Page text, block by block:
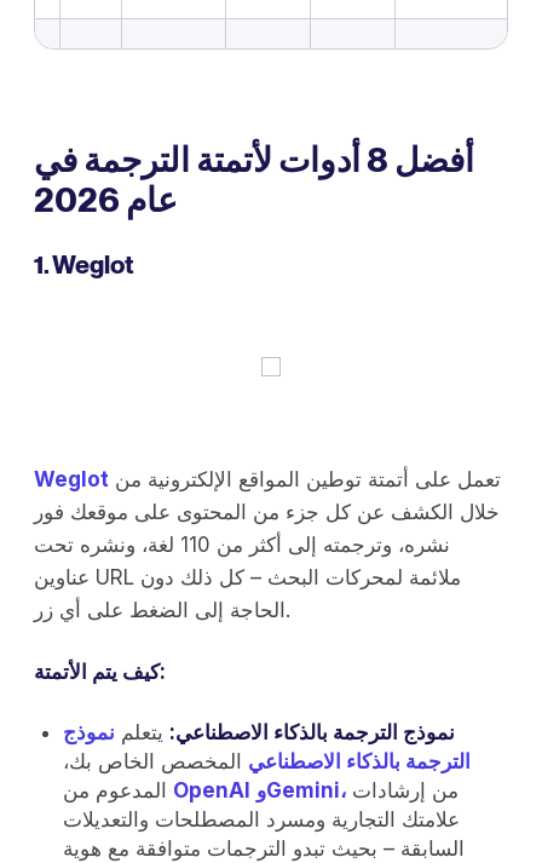
أفضل 8 أدوات لأتمتة الترجمة في
عام 2026
1. Weglot
Weglot
خلال الكشف عن كل جزء من المحتوى على موقعك فور
نشره، وترجمته إلى أكثر من 110 لغة، ونشره تحت
عناوين URL ملائمة لمحركات البحث – كل ذلك دون
الحاجة إلى الضغط على أي زر.
كيف يتم الأتمتة:
نموذج الترجمة بالذكاء الاصطناعي: يتعلم نموذج
الترجمة بالذكاء الاصطناعي المخصص الخاص بك،
OpenAI وGemini،
علامتك التجارية ومسرد المصطلحات والتعديلات
السابقة – بحيث تبدو الترجمات متوافقة مع هوية